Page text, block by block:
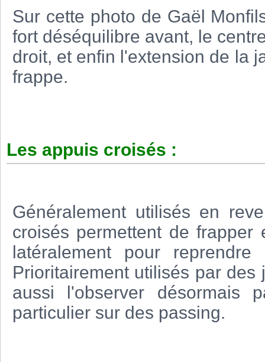
Sur cette photo de Gaël
fort déséquilibre avant, le
droit, et enfin l'extension de la
frappe.
Les appuis croisés :
Généralement utilisés en
croisés permettent de
latéralement pour
Prioritairement utilisés par
aussi l'observer désormais
particulier sur des passing.